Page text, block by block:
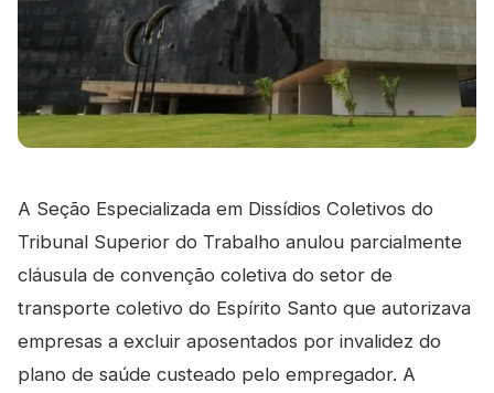
A Seção Especializada em Dissídios Coletivos do
Tribunal Superior do Trabalho anulou parcialmente
cláusula de convenção coletiva do setor de
transporte coletivo do Espírito Santo que autorizava
empresas a excluir aposentados por invalidez do
plano de saúde custeado pelo empregador. A